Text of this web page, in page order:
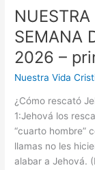
SEMANA
2026 –
Nuestra Vida
¿Cómo rescató
1:Jehová los
“cuarto hombre”
llamas no les
alabar a Jehová.